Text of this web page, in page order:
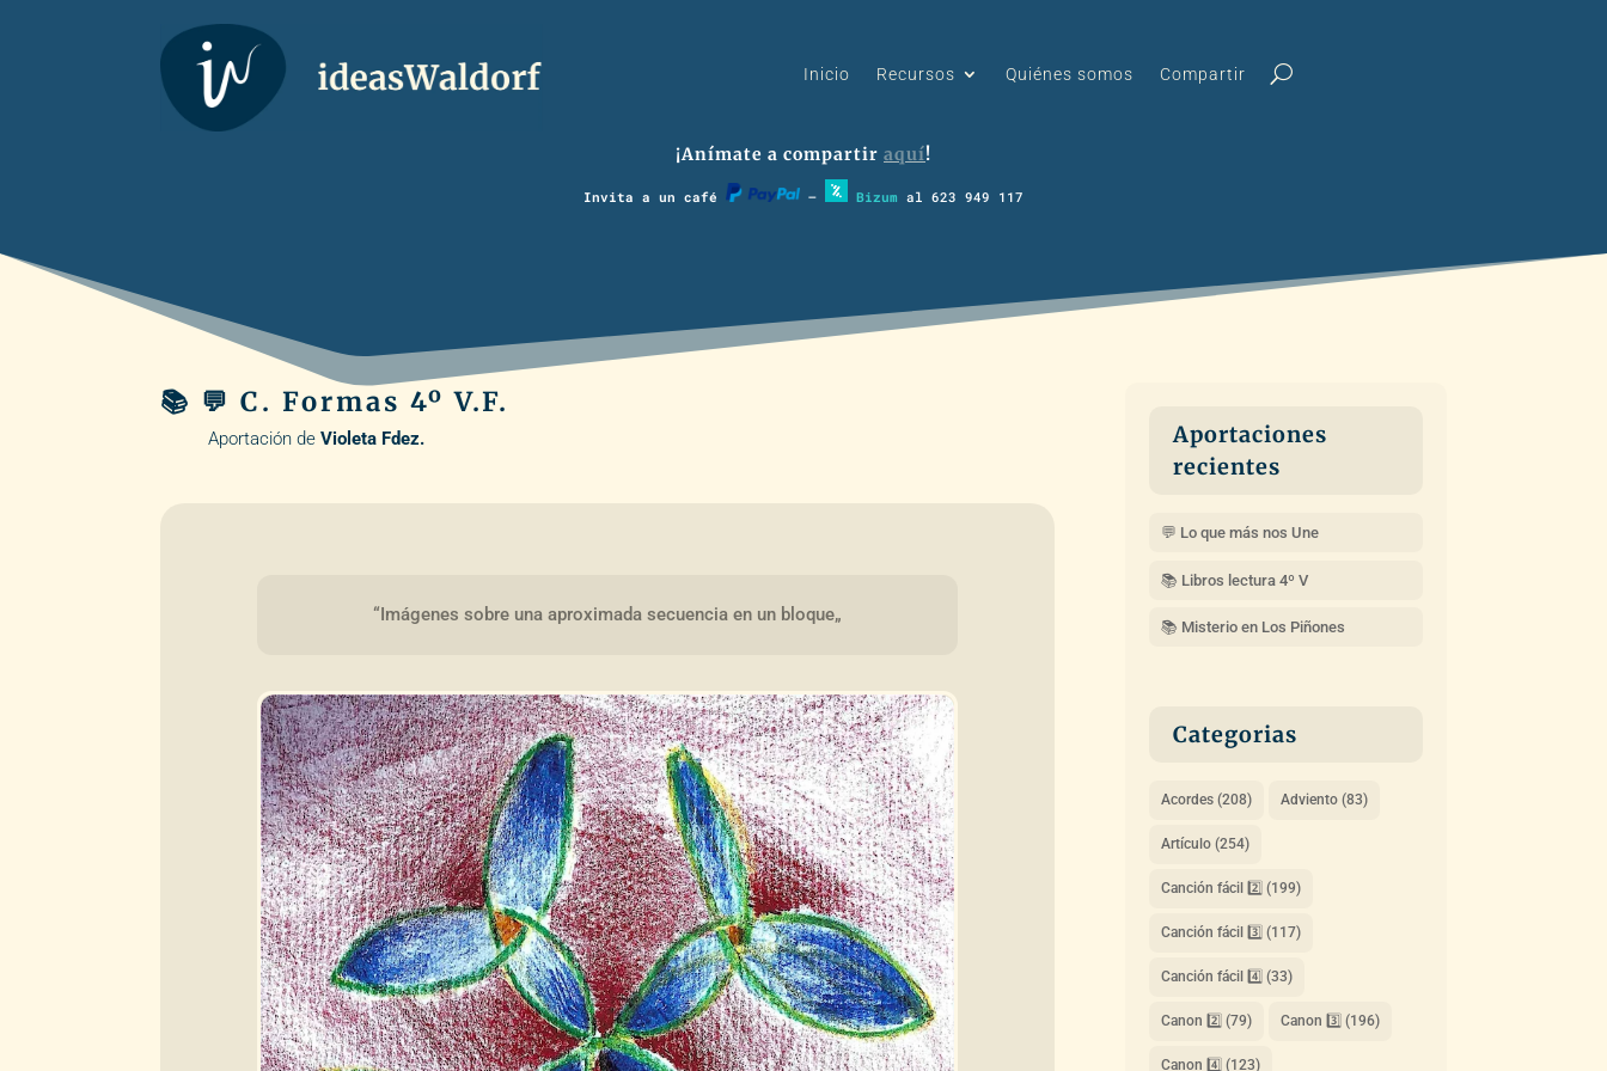
Inicio Recursos Quiénes somos Compartir
¡Anímate a compartir aquí!
Invita a un café – Bizum al 623 949 117
📚 💬 C. Formas 4º V.F.
Aportación deVioleta Fdez.
“Imágenes sobre una aproximada secuencia en un bloque„
Aportaciones
recientes
💬 Lo que más nos Une
📚 Libros lectura 4º V
📚 Misterio en Los Piñones
Categorias
Acordes(208) Adviento(83)
Artículo(254)
Canción fácil 2️⃣ (199)
Canción fácil 3️⃣ (117)
Canción fácil 4️⃣ (33)
Canon 2️⃣ (79) Canon 3️⃣ (196)
Canon 4️⃣ (123)